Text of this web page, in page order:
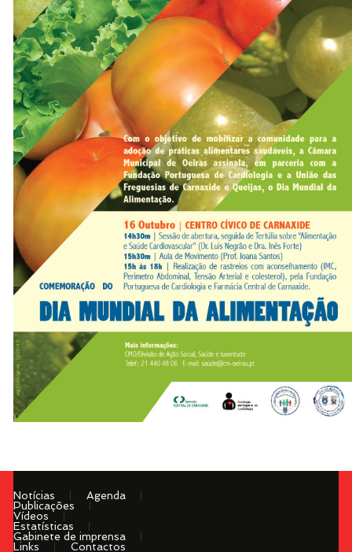
Notícias
Agenda
Publicações
Vídeos
Estatísticas
Gabinete de imprensa
Links
Contactos